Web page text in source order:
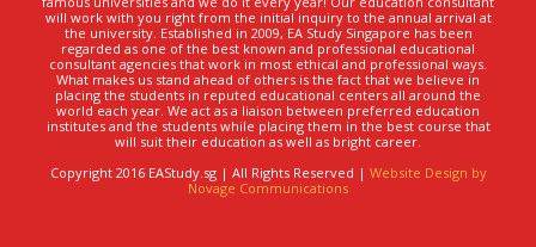
will work with you right from the initial inquiry to the annual arrival at
the university. Established in 2009, EA Study Singapore has been
regarded as one of the best known and professional educational
consultant agencies that work in most ethical and professional ways.
What makes us stand ahead of others is the fact that we believe in
placing the students in reputed educational centers all around the
world each year. We act as a liaison between preferred education
institutes and the students while placing them in the best course that
will suit their education as well as bright career.
Copyright 2016 EAStudy.sg | All Rights Reserved | Website Design by
Novage Communications
友情链接：
江西泡沫